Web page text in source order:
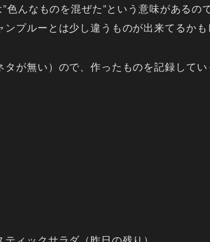
色んなものを混ぜた”という意味があるので
プルーとは少し違うものが出来てるかも
が無い）ので、作ったものを記録してい